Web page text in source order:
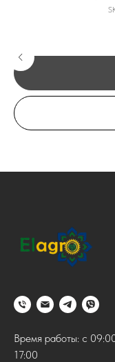
Время работы: с
17:00